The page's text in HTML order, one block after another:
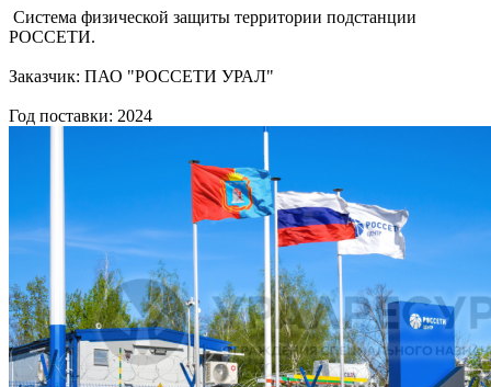
Система физической защиты территории подстанции
РОССЕТИ.
Заказчик: ПАО "РОССЕТИ УРАЛ"
Год поставки: 2024